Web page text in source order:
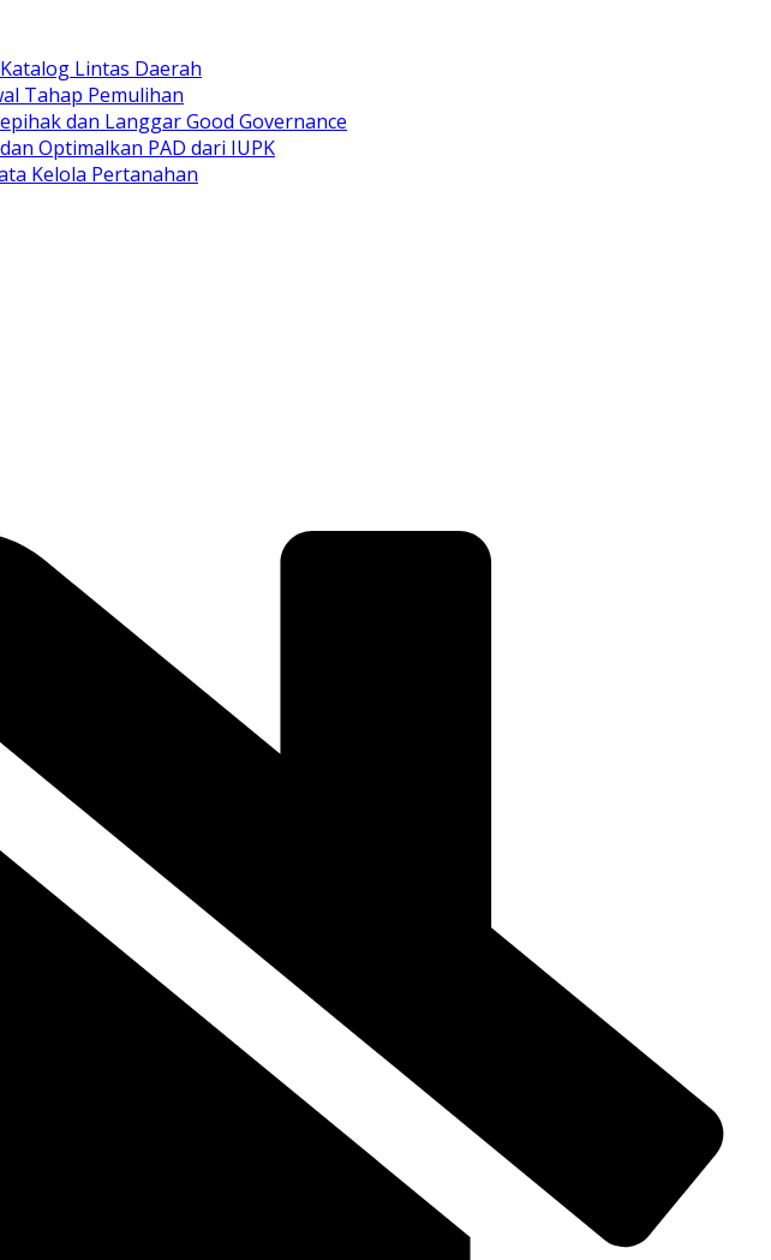
Lintas Daerah
Tahap Pemulihan
dan Langgar Good Governance
Optimalkan PAD dari IUPK
Kelola Pertanahan